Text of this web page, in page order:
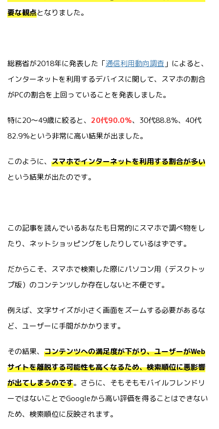
要な観点となりました。
総務省が2018年に発表した「通信利用動向調査 」によると、
インターネットを利用するデバイスに関して、スマホの割合
がPCの割合を上回っていることを発表しました。
特に20～49歳に絞ると、 20代90.0％、30代88.8％、40代
82.9％という非常に高い結果が出ました。
このように、 スマホでインターネットを利用する割合が多い
という結果が出たのです。
この記事を読んでいるあなたも日常的にスマホで調べ物をし
たり、ネットショッピングをしたりしているはずです。
だからこそ、スマホで検索した際にパソコン用（デスクトッ
プ版）のコンテンツしか存在しないと不便です。
例えば、文字サイズが小さく画面をズームする必要があるな
ど、ユーザーに手間がかかります。
その結果、 コンテンツへの満足度が下がり、ユーザーがWeb
サイトを離脱する可能性も高くなるため、検索順位に悪影響
が出てしまうのです。さらに、そもそもモバイルフレンドリ
ーではないことでGoogleから高い評価を得ることはできない
ため、検索順位に反映されます。